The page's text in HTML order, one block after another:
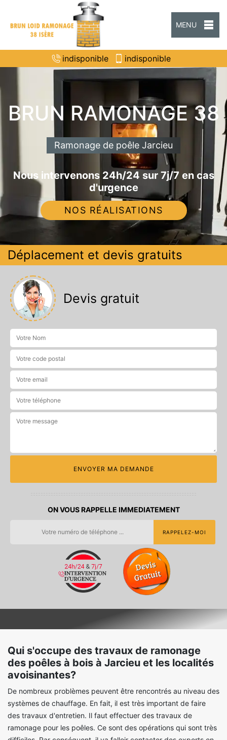
MENU
indisponible indisponible
BRUN RAMONAGE 38
Ramonage de poêle Jarcieu
Nous intervenons 24h/24 sur 7j/7 en cas
d'urgence
NOS RÉALISATIONS
Déplacement et devis gratuits
Devis gratuit
ON VOUS RAPPELLE IMMEDIATEMENT
Qui s'occupe des travaux de ramonage
des poêles à bois à Jarcieu et les localités
avoisinantes?
De nombreux problèmes peuvent être rencontrés au niveau des
systèmes de chauffage. En fait, il est très important de faire
des travaux d'entretien. Il faut effectuer des travaux de
ramonage pour les poêles. Ce sont des opérations qui sont très